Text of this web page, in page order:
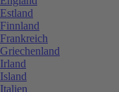
Estland
Finnland
Frankreich
Griechenland
Irland
Island
Italien